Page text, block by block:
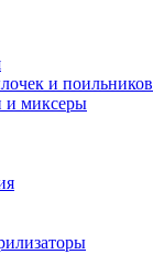
и поильников
и миксеры